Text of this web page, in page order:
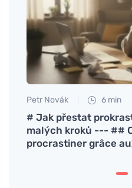
Petr Novák 6 min
# Jak přestat
malých kroků --- ##
procrastiner grâce